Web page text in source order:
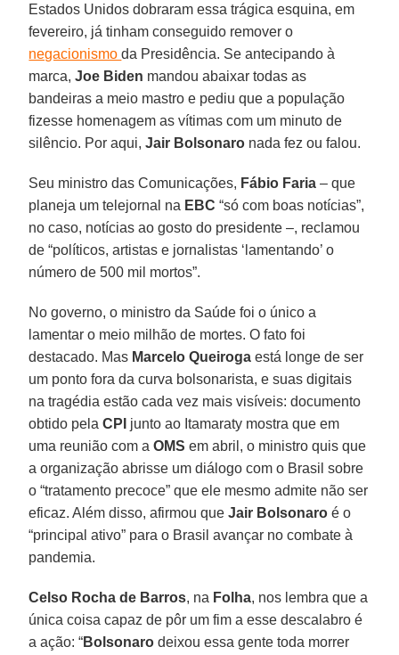
Estados Unidos dobraram essa trágica esquina, em
fevereiro, já tinham conseguido remover o
negacionismoda Presidência. Se antecipando à
marca,Joe Biden mandou abaixar todas as
bandeiras a meio mastro e pediu que a população
fizesse homenagem as vítimas com um minuto de
silêncio. Por aqui,Jair Bolsonaro nada fez ou falou.
Seu ministro das Comunicações, Fábio Faria – que
planeja um telejornal na EBC “só com boas notícias”,
no caso, notícias ao gosto do presidente –, reclamou
de “políticos, artistas e jornalistas ‘lamentando’ o
número de 500 mil mortos”.
No governo, o ministro da Saúde foi o único a
lamentar o meio milhão de mortes. O fato foi
destacado. Mas Marcelo Queiroga está longe de ser
um ponto fora da curva bolsonarista, e suas digitais
na tragédia estão cada vez mais visíveis: documento
obtido pelaCPI junto ao Itamaraty mostra que em
uma reunião com aOMS em abril, o ministro quis que
a organização abrisse um diálogo com o Brasil sobre
o “tratamento precoce” que ele mesmo admite não ser
eficaz. Além disso, afirmou queJair Bolsonaro é o
“principal ativo” para o Brasil avançar no combate à
pandemia.
Celso Rocha de Barros, na Folha, nos lembra que a
única coisa capaz de pôr um fim a esse descalabro é
a ação: “Bolsonaro deixou essa gente toda morrer